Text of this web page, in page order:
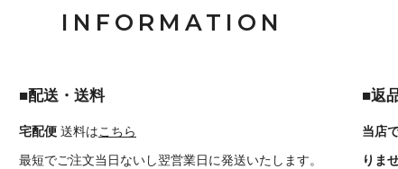
INFORMATION
■配送・送料
宅配便 送料はこちら
最短でご注文当日ないし翌営業日に発送いたします。
■返
当店
りま